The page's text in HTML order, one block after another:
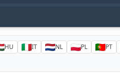
HU IT NL PL PT